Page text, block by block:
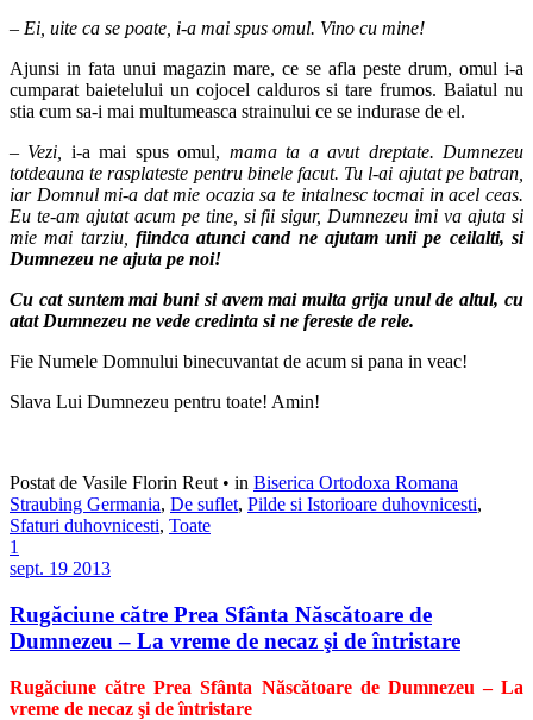
– Ei, uite ca se poate, i-a mai spus omul. Vino cu mine!
Ajunsi in fata unui magazin mare, ce se afla peste drum, omul i-a
cumparat baietelului un cojocel calduros si tare frumos. Baiatul nu
stia cum sa-i mai multumeasca strainului ce se indurase de el.
– Vezi,
i-a mai spus omul, mama ta a avut dreptate. Dumnezeu
totdeauna te rasplateste pentru binele facut. Tu l-ai ajutat pe batran,
iar Domnul mi-a dat mie ocazia sa te intalnesc tocmai in acel ceas.
Eu te-am ajutat acum pe tine, si fii sigur, Dumnezeu imi va ajuta si
mie mai tarziu, fiindca atunci cand ne ajutam unii pe ceilalti, si
Dumnezeu ne ajuta pe noi!
Cu cat suntem mai buni si avem mai multa grija unul de altul, cu
atat Dumnezeu ne vede credinta si ne fereste de rele.
Fie Numele Domnului binecuvantat de acum si pana in veac!
Slava Lui Dumnezeu pentru toate! Amin!
Postat de Vasile Florin Reut • in Biserica Ortodoxa Romana
Straubing Germania, De suflet, Pilde si Istorioare duhovnicesti,
Sfaturi duhovnicesti, Toate
1
sept. 19 2013
Rugăciune către Prea Sfânta Născătoare de
Dumnezeu – La vreme de necaz şi de întristare
Rugăciune către Prea Sfânta Născătoare de Dumnezeu – La
vreme de necaz şi de întristare